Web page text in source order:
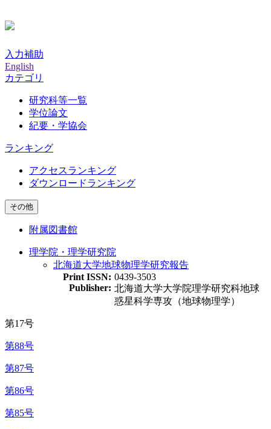
入力補助
English
カテゴリ
研究科等一覧
学位論文
紀要・学協会
ランキング
アクセスランキング
ダウンロードランキング
その他
附属図書館
理学院・理学研究院
北海道大学地球物理学研究報告
Print ISSN: 0439-3503
Publisher: 北海道大学大学院理学研究科地球
惑星科学専攻（地球物理学）
第17号
第88号
第87号
第86号
第85号